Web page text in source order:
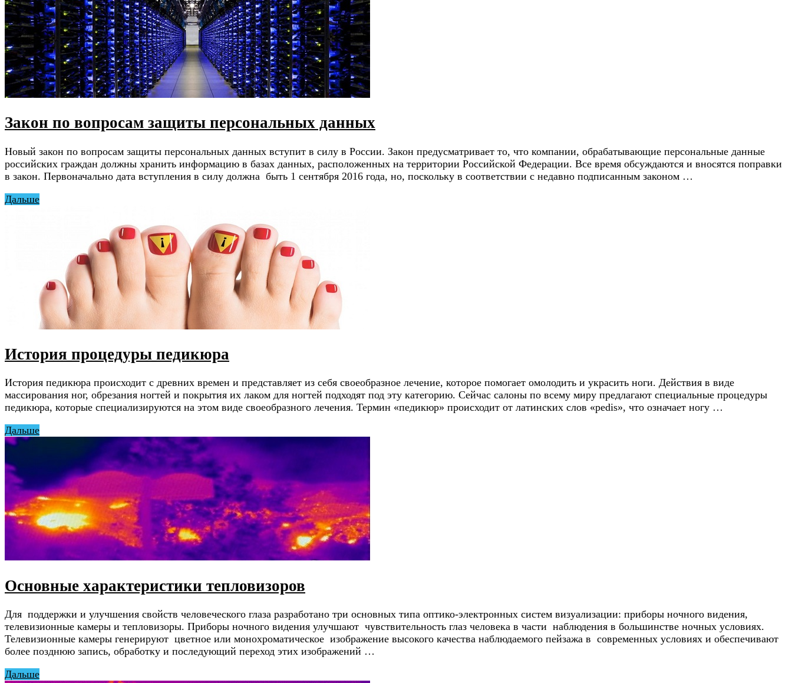
Закон по вопросам защиты персональных данных
Новый закон по вопросам защиты персональных данных вступит в силу в России. Закон предусматривает то, что компании, обрабатывающие персональные данные
российских граждан должны хранить информацию в базах данных, расположенных на территории Российской Федерации. Все время обсуждаются и вносятся поправки
в закон. Первоначально дата вступления в силу должна быть 1 сентября 2016 года, но, поскольку в соответствии с недавно подписанным законом …
Дальше
История процедуры педикюра
История педикюра происходит с древних времен и представляет из себя своеобразное лечение, которое помогает омолодить и украсить ноги. Действия в виде
массирования ног, обрезания ногтей и покрытия их лаком для ногтей подходят под эту категорию. Сейчас салоны по всему миру предлагают специальные процедуры
педикюра, которые специализируются на этом виде своеобразного лечения. Термин «педикюр» происходит от латинских слов «pedis», что означает ногу …
Дальше
Основные характеристики тепловизоров
Для поддержки и улучшения свойств человеческого глаза разработано три основных типа оптико-электронных систем визуализации: приборы ночного видения,
телевизионные камеры и тепловизоры. Приборы ночного видения улучшают чувствительность глаз человека в части наблюдения в большинстве ночных условиях.
Телевизионные камеры генерируют цветное или монохроматическое изображение высокого качества наблюдаемого пейзажа в современных условиях и обеспечивают
более позднюю запись, обработку и последующий переход этих изображений …
Дальше